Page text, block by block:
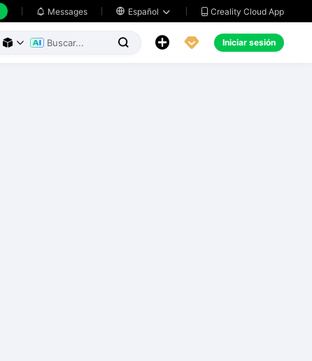
 Messages  Español   Creality Cloud App
     Iniciar sesión